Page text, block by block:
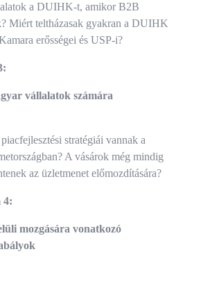
a DUIHK-t, amikor B2B
Miért teltházasak gyakran a DUIHK
erősségei és USP-i?
vállalatok számára
stratégiái vannak a
A vásárok még mindig
az üzletmenet előmozdítására?
4:
mozgására vonatkozó